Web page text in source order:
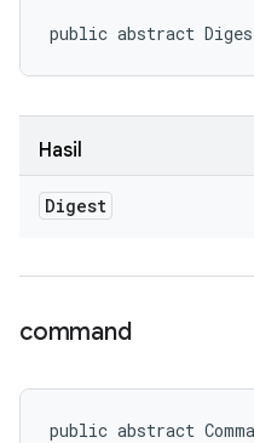
public abstract
Hasil
Digest
command
public abstract